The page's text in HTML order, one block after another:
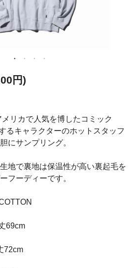
円)
リカで人気を博したコミック
るキャラクターのホットスタッフ
にサンプリング。
地で裏地は保温性が高い裏起毛を
フーディーです。
69cm
72cm